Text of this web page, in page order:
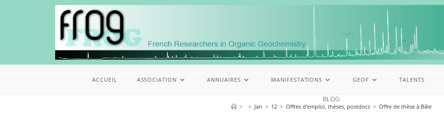
ACCUEIL ASSOCIATION ANNUAIRES MANIFESTATIONS GEOF TALENTS
BLOG
> > Jan > 12 > Offres d'emploi, thèses, postdocs > Offre de thèse à Bâle